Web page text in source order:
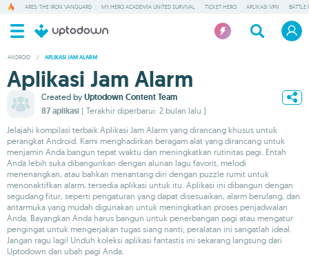
ARES: THE IRON VANGUARD MY HERO ACADEMIA UNITED SURVIVAL TICKET HERO APLIKASI VPN BATTLE
ANDROID / APLIKASI JAM ALARM
Aplikasi Jam Alarm
Created by Uptodown Content Team
87 aplikasi ( Terakhir diperbarui: 2 bulan lalu )
Jelajahi kompilasi terbaik Aplikasi Jam Alarm yang dirancang khusus untuk
perangkat Android. Kami menghadirkan beragam alat yang dirancang untuk
menjamin Anda bangun tepat waktu dan meningkatkan rutinitas pagi. Entah
Anda lebih suka dibangunkan dengan alunan lagu favorit, melodi
menenangkan, atau bahkan menantang diri dengan puzzle rumit untuk
menonaktifkan alarm, tersedia aplikasi untuk itu. Aplikasi ini dibangun dengan
segudang fitur, seperti pengaturan yang dapat disesuaikan, alarm berulang, dan
antarmuka yang mudah digunakan untuk meningkatkan proses penjadwalan
Anda. Bayangkan Anda harus bangun untuk penerbangan pagi atau mengatur
pengingat untuk mengerjakan tugas siang nanti; peralatan ini sangatlah ideal.
Jangan ragu lagi! Unduh koleksi aplikasi fantastis ini sekarang langsung dari
Uptodown dan ubah pagi Anda.